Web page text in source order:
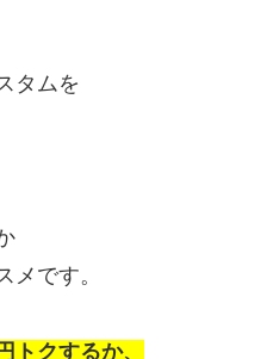
タムを
メです。
トクするか、